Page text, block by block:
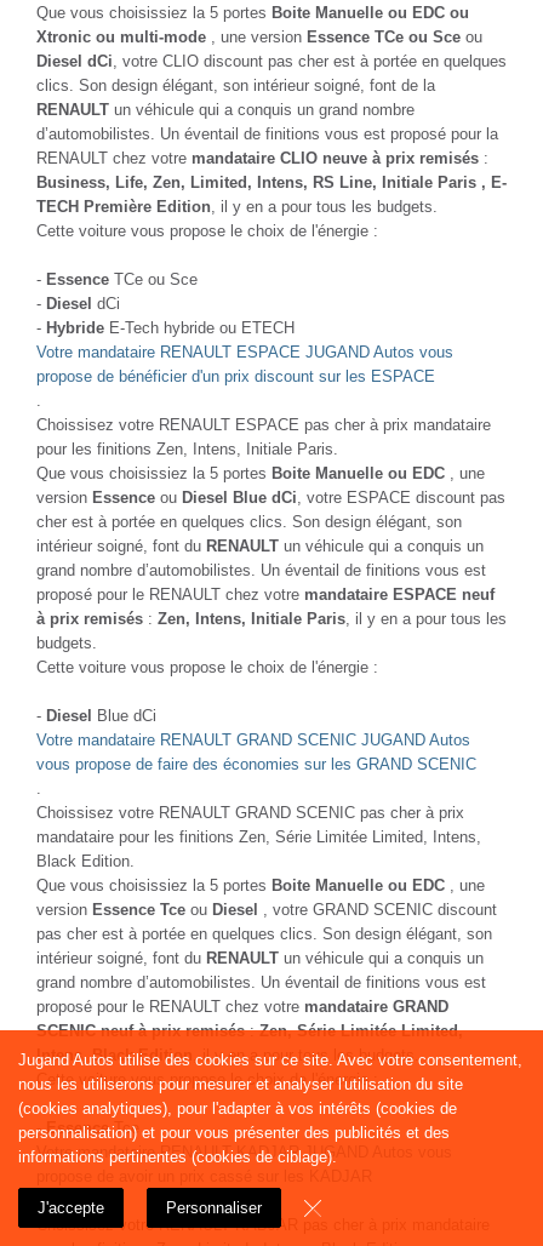
Que vous choisissiez la 5 portes Boite Manuelle ou EDC ou
Xtronic ou multi-mode , une version Essence TCe ou Sce ou
Diesel dCi, votre CLIO discount pas cher est à portée en quelques
clics. Son design élégant, son intérieur soigné, font de la
RENAULT un véhicule qui a conquis un grand nombre
d’automobilistes. Un éventail de finitions vous est proposé pour la
RENAULT chez votre mandataire CLIO neuve à prix remisés :
Business, Life, Zen, Limited, Intens, RS Line, Initiale Paris , E-
TECH Première Edition, il y en a pour tous les budgets.
Cette voiture vous propose le choix de l'énergie :
- Essence TCe ou Sce
- Diesel dCi
- Hybride E-Tech hybride ou ETECH
Votre mandataire RENAULT ESPACE JUGAND Autos vous
propose de bénéficier d'un prix discount sur les ESPACE
.
Choissisez votre RENAULT ESPACE pas cher à prix mandataire
pour les finitions Zen, Intens, Initiale Paris.
Que vous choisissiez la 5 portes Boite Manuelle ou EDC , une
version Essence ou Diesel Blue dCi, votre ESPACE discount pas
cher est à portée en quelques clics. Son design élégant, son
intérieur soigné, font du RENAULT un véhicule qui a conquis un
grand nombre d’automobilistes. Un éventail de finitions vous est
proposé pour le RENAULT chez votre mandataire ESPACE neuf
à prix remisés : Zen, Intens, Initiale Paris, il y en a pour tous les
budgets.
Cette voiture vous propose le choix de l'énergie :
- Diesel
Blue dCi
Votre mandataire RENAULT GRAND SCENIC JUGAND Autos
vous propose de faire des économies sur les GRAND SCENIC
.
Choissisez votre RENAULT GRAND SCENIC pas cher à prix
mandataire pour les finitions Zen, Série Limitée Limited, Intens,
Black Edition.
Que vous choisissiez la 5 portes Boite Manuelle ou EDC , une
version Essence Tce ou Diesel , votre GRAND SCENIC discount
pas cher est à portée en quelques clics. Son design élégant, son
intérieur soigné, font du RENAULT un véhicule qui a conquis un
grand nombre d’automobilistes. Un éventail de finitions vous est
proposé pour le RENAULT chez votre mandataire GRAND
SCENIC neuf à prix remisés:Zen, Série Limitée Limited,
Intens, Black Edition , il y en a pour tous les budgets.
Cette voiture vous propose le choix de l'énergie :
-EssenceTce
Votre mandataire RENAULT KADJAR JUGAND Autos vous
.
Choissisez votre RENAULT KADJAR pas cher à prix mandataire
Jugand Autos utilise des cookies sur ce site. Avec votre consentement,
nous les utiliserons pour mesurer et analyser l'utilisation du site
(cookies analytiques), pour l'adapter à vos intérêts (cookies de
personnalisation) et pour vous présenter des publicités et des
informations pertinentes (cookies de ciblage).
J'accepte Personnaliser